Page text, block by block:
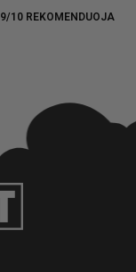
9/10 REKOMENDUOJA